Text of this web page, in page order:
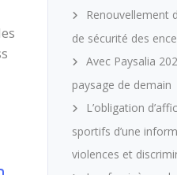
Renouvellement
de sécurité des
Avec Paysalia
paysage de demain
L’obligation
sportifs d’une
violences et